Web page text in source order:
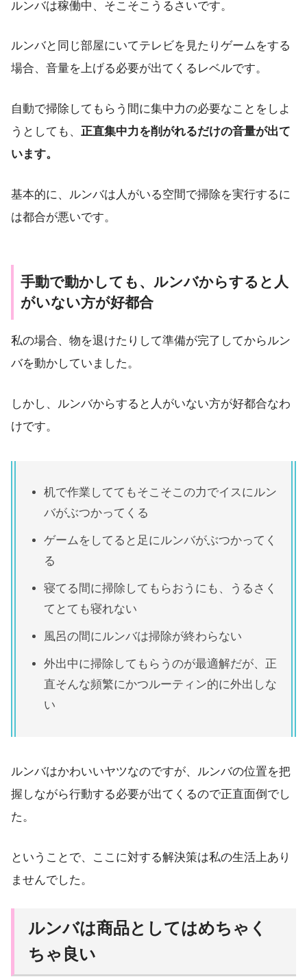
ルンバは稼働中、そこそこうるさいです。
ルンバと同じ部屋にいてテレビを見たりゲームをする
場合、音量を上げる必要が出てくるレベルです。
自動で掃除してもらう間に集中力の必要なことをしよ
うとしても、 正直集中力を削がれるだけの音量が出て
います。
基本的に、ルンバは人がいる空間で掃除を実行するに
は都合が悪いです。
手動で動かしても、ルンバからすると人
がいない方が好都合
私の場合、物を退けたりして準備が完了してからルン
バを動かしていました。
しかし、ルンバからすると人がいない方が好都合なわ
けです。
机で作業しててもそこそこの力でイスにルン
バがぶつかってくる
ゲームをしてると足にルンバがぶつかってく
る
寝てる間に掃除してもらおうにも、うるさく
てとても寝れない
風呂の間にルンバは掃除が終わらない
外出中に掃除してもらうのが最適解だが、正
直そんな頻繁にかつルーティン的に外出しな
い
ルンバはかわいいヤツなのですが、ルンバの位置を把
握しながら行動する必要が出てくるので正直面倒でし
た。
ということで、ここに対する解決策は私の生活上あり
ませんでした。
ルンバは商品としてはめちゃく
ちゃ良い